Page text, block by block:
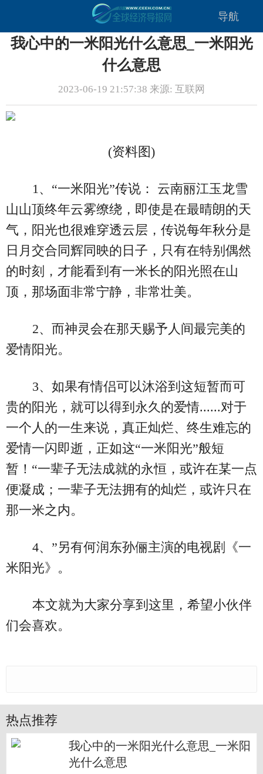
导航
我心中的一米阳光什么意思_一米阳光
什么意思
2023-06-19 21:57:38 来源: 互联网
(资料图)
1、“一米阳光”传说： 云南丽江玉龙雪
山山顶终年云雾缭绕，即使是在最晴朗的天
气，阳光也很难穿透云层，传说每年秋分是
日月交合同辉同映的日子，只有在特别偶然
的时刻，才能看到有一米长的阳光照在山
顶，那场面非常宁静，非常壮美。
2、而神灵会在那天赐予人间最完美的
爱情阳光。
3、如果有情侣可以沐浴到这短暂而可
贵的阳光，就可以得到永久的爱情......对于
一个人的一生来说，真正灿烂、终生难忘的
爱情一闪即逝，正如这“一米阳光”般短
暂！“一辈子无法成就的永恒，或许在某一点
便凝成；一辈子无法拥有的灿烂，或许只在
那一米之内。
4、”另有何润东孙俪主演的电视剧《一
米阳光》。
本文就为大家分享到这里，希望小伙伴
们会喜欢。
热点推荐
我心中的一米阳光什么意思_一米阳
光什么意思